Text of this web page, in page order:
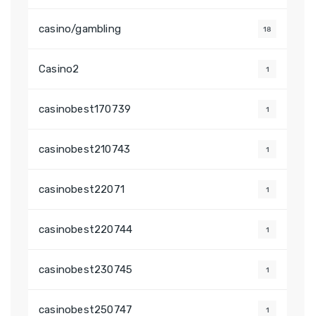
casino/gambling 18
Casino2 1
casinobest170739 1
casinobest210743 1
casinobest22071 1
casinobest220744 1
casinobest230745 1
casinobest250747 1